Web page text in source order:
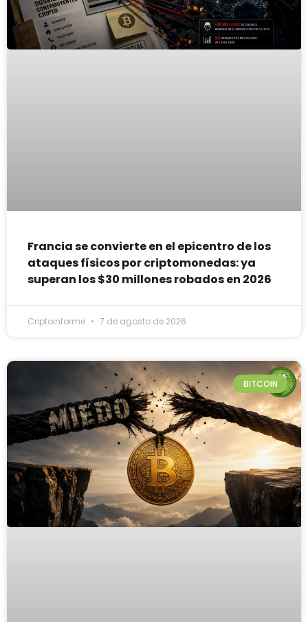
Francia se convierte en el epicentro de los
ataques físicos por criptomonedas: ya
superan los $30 millones robados en 2026
Criptoinforme 7 de agosto de 2026
BITCOIN